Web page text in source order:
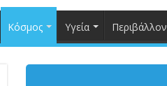
Κόσμος Υγεία Περιβάλλον